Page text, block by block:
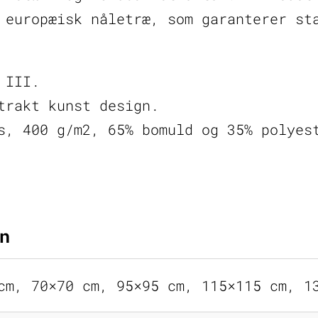
europæisk nåletræ, som garanterer
III.
kunst design.
400 g/m2, 65% bomuld og 35%
70×70 cm, 95×95 cm, 115×115 cm,